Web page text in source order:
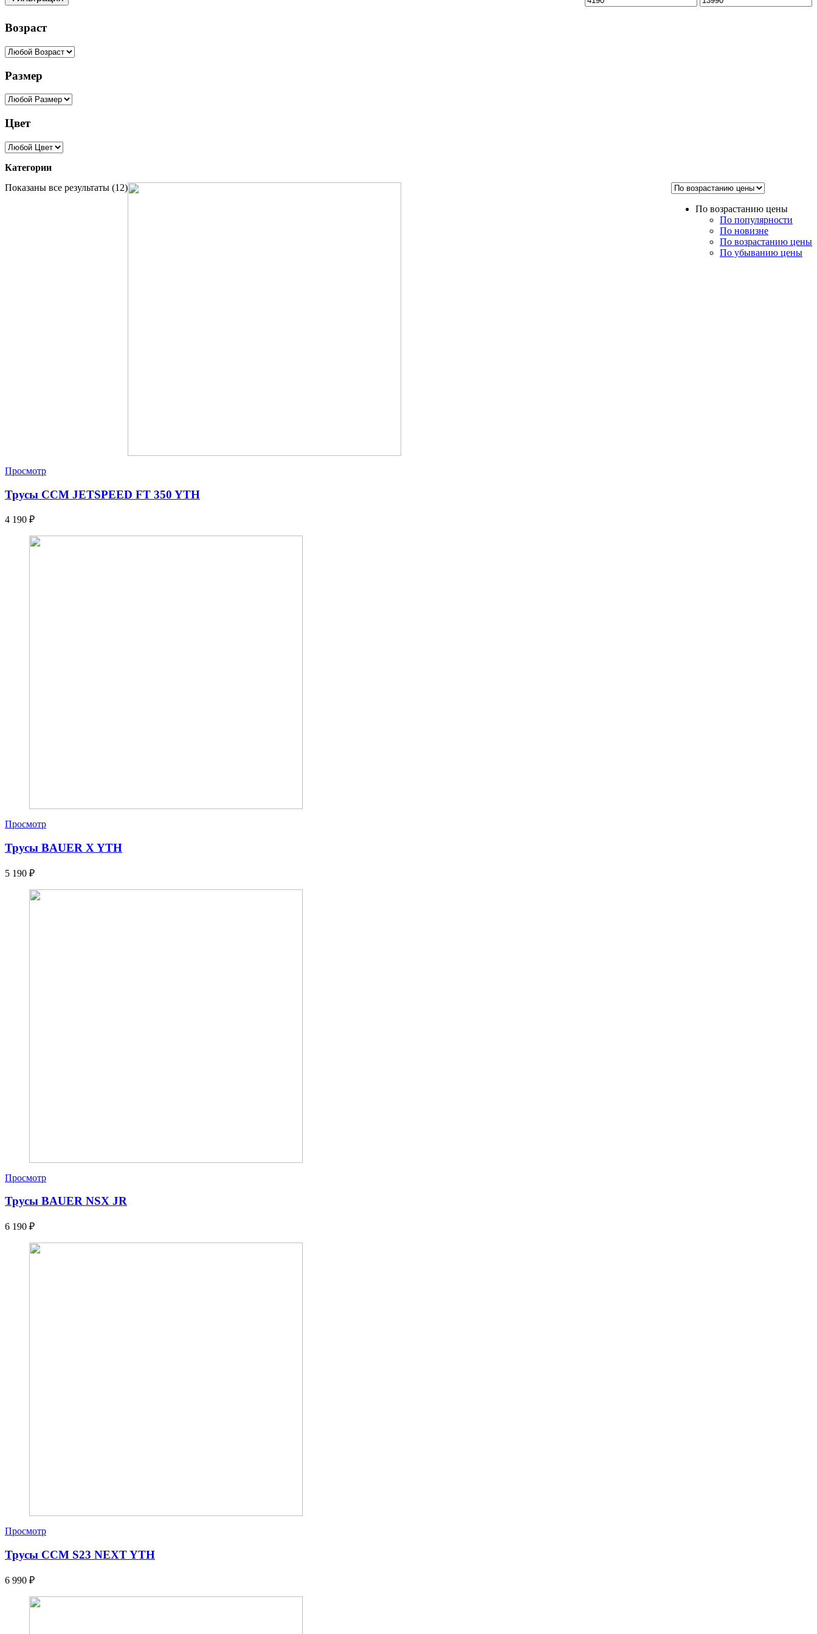
Возраст
Размер
Цвет
Категории
Показаны все результаты (12)Цены:
По возрастанию цены
По популярности
По новизне
По возрастанию цены
По убыванию цены
Просмотр
Трусы CCM JETSPEED FT 350 YTH
4 190 ₽
Просмотр
Трусы BAUER X YTH
5 190 ₽
Просмотр
Трусы BAUER NSX JR
6 190 ₽
Просмотр
Трусы CCM S23 NEXT YTH
6 990 ₽